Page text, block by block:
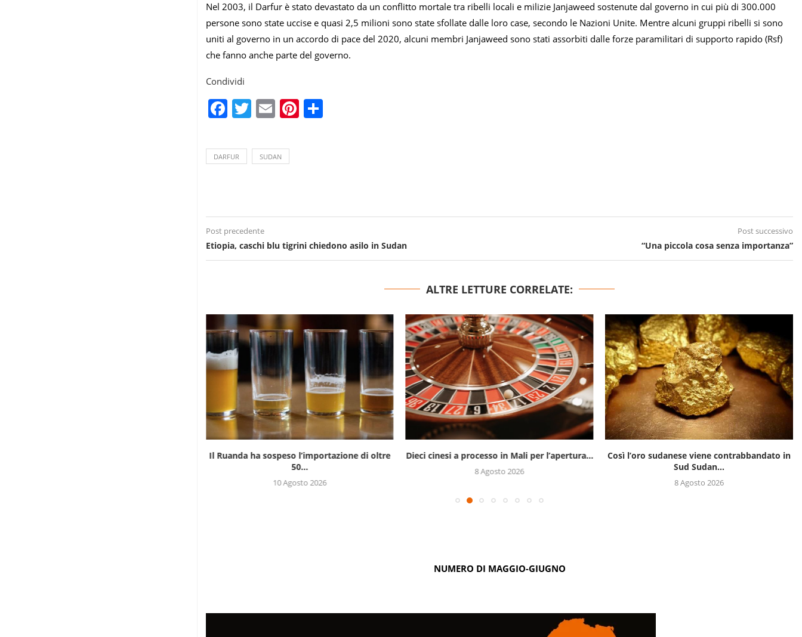
Nel 2003, il Darfur è stato devastato da un conflitto mortale tra ribelli locali e milizie Janjaweed sostenute dal governo in cui più di 300.000
persone sono state uccise e quasi 2,5 milioni sono state sfollate dalle loro case, secondo le Nazioni Unite. Mentre alcuni gruppi ribelli si sono
uniti al governo in un accordo di pace del 2020, alcuni membri Janjaweed sono stati assorbiti dalle forze paramilitari di supporto rapido (Rsf)
che fanno anche parte del governo.
Condividi
Facebook
Twitter
EmailPinterest
DARFUR SUDAN
Post precedente
Etiopia, caschi blu tigrini chiedono asilo in Sudan
Post successivo
“Una piccola cosa senza importanza”
ALTRE LETTURE CORRELATE:
Il Ruanda ha sospeso l’importazione di oltre
50...
10 Agosto 2026
Dieci cinesi a processo in Mali per l’apertura...
8 Agosto 2026
Così l’oro sudanese viene contrabbandato in
Sud Sudan...
8 Agosto 2026
NUMERO DI MAGGIO-GIUGNO